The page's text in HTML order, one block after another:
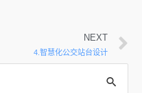
NEXT
4.智慧化公交站台设计